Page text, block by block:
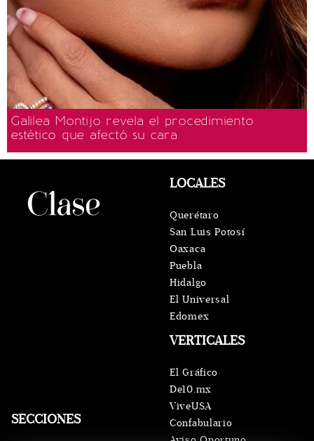
Galilea Montijo revela el procedimiento
estético que afectó su cara
SECCIONES
VERTICALES
El Gráfico
De10.mx
ViveUSA
Confabulario
LOCALES
Querétaro
San Luis Potosí
Oaxaca
Puebla
Hidalgo
El Universal
Edomex